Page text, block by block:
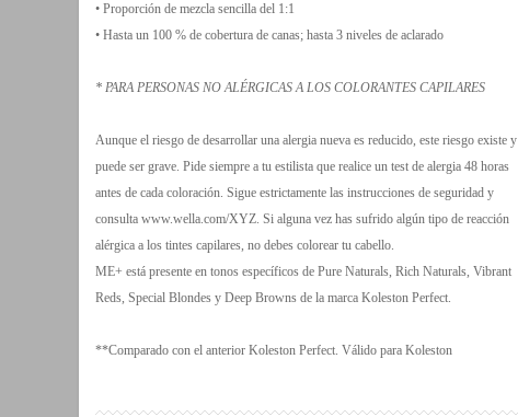
• Proporción de mezcla sencilla del 1:1
• Hasta un 100 % de cobertura de canas; hasta 3 niveles de aclarado
* PARA PERSONAS NO ALÉRGICAS A LOS COLORANTES CAPILARES
Aunque el riesgo de desarrollar una alergia nueva es reducido, este riesgo existe y
puede ser grave. Pide siempre a tu estilista que realice un test de alergia 48 horas
antes de cada coloración. Sigue estrictamente las instrucciones de seguridad y
consulta www.wella.com/XYZ. Si alguna vez has sufrido algún tipo de reacción
alérgica a los tintes capilares, no debes colorear tu cabello.
ME+ está presente en tonos específicos de Pure Naturals, Rich Naturals, Vibrant
Reds, Special Blondes y Deep Browns de la marca Koleston Perfect.
**Comparado con el anterior Koleston Perfect. Válido para Koleston